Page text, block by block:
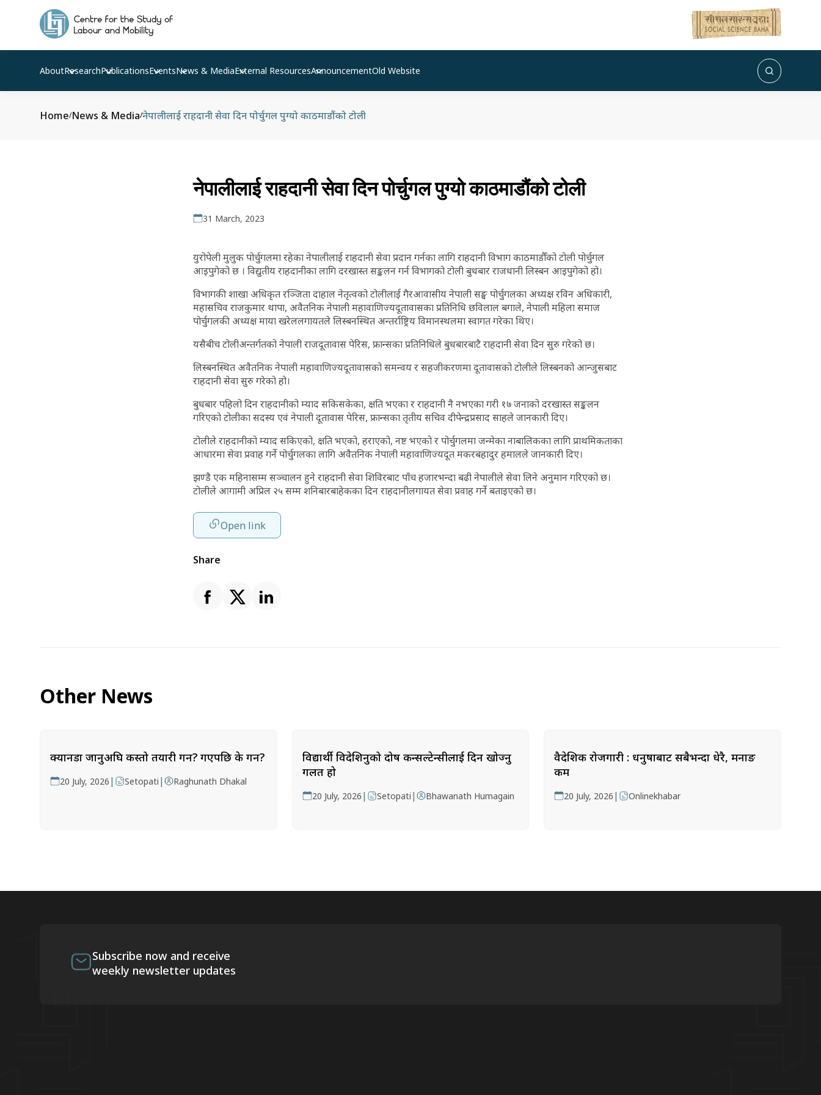
AboutResearchPublicationsEventsNews & MediaExternal ResourcesAnnouncementOld Website
Home/News & Media/नेपालीलाई राहदानी सेवा दिन पोर्चुगल पुग्यो काठमाडौंको टोली
नेपालीलाई राहदानी सेवा दिन पोर्चुगल पुग्यो काठमाडौंको टोली
31 March, 2023
युरोपेली मुलुक पोर्चुगलमा रहेका नेपालीलाई राहदानी सेवा प्रदान गर्नका लागि राहदानी विभाग काठमाडौँको टोली पोर्चुगल
आइपुगेको छ । विद्युतीय राहदानीका लागि दरखास्त सङ्कलन गर्न विभागको टोली बुधबार राजधानी लिस्बन आइपुगेको हो।
विभागकी शाखा अधिकृत रञ्जिता दाहाल नेतृत्वको टोलीलाई गैरआवासीय नेपाली सङ्घ पोर्चुगलका अध्यक्ष रविन अधिकारी,
महासचिव राजकुमार थापा, अवैतनिक नेपाली महावाणिज्यदूतावासका प्रतिनिधि छविलाल बगाले, नेपाली महिला समाज
पोर्चुगलकी अध्यक्ष माया खरेललगायतले लिस्बनस्थित अन्तर्राष्ट्रिय विमानस्थलमा स्वागत गरेका थिए।
यसैबीच टोलीअन्तर्गतको नेपाली राजदूतावास पेरिस, फ्रान्सका प्रतिनिधिले बुधबारबाटै राहदानी सेवा दिन सुरु गरेको छ।
लिस्बनस्थित अवैतनिक नेपाली महावाणिज्यदूतावासको समन्वय र सहजीकरणमा दूतावासको टोलीले लिस्बनको आन्जुसबाट
राहदानी सेवा सुरु गरेको हो।
बुधबार पहिलो दिन राहदानीको म्याद सकिसकेका, क्षति भएका र राहदानी नै नभएका गरी १७ जनाको दरखास्त सङ्कलन
गरिएको टोलीका सदस्य एवं नेपाली दूतावास पेरिस, फ्रान्सका तृतीय सचिव दीपेन्द्रप्रसाद साहले जानकारी दिए।
टोलीले राहदानीको म्याद सकिएको, क्षति भएको, हराएको, नष्ट भएको र पोर्चुगलमा जन्मेका नाबालिकका लागि प्राथमिकताका
आधारमा सेवा प्रवाह गर्ने पोर्चुगलका लागि अवैतनिक नेपाली महावाणिज्यदूत मकरबहादुर हमालले जानकारी दिए।
झण्डै एक महिनासम्म सञ्चालन हुने राहदानी सेवा शिविरबाट पाँच हजारभन्दा बढी नेपालीले सेवा लिने अनुमान गरिएको छ।
टोलीले आगामी अप्रिल २५ सम्म शनिबारबाहेकका दिन राहदानीलगायत सेवा प्रवाह गर्ने बताइएको छ।
Open link
Share
Other News
क्यानडा जानुअघि कस्तो तयारी गर्ने? गएपछि के गर्ने?
20 July, 2026 | Setopati | Raghunath Dhakal
विद्यार्थी विदेशिनुको दोष कन्सल्टेन्सीलाई दिन खोज्नु
गलत हो
20 July, 2026 | Setopati | Bhawanath Humagain
वैदेशिक रोजगारी : धनुषाबाट सबैभन्दा धेरै, मनाङ
कम
20 July, 2026 | Onlinekhabar
Subscribe now and receive
weekly newsletter updates